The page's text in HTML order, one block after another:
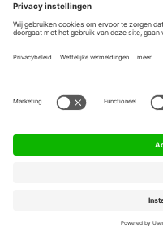
Service & Contact
Contact
FAQ
Werken bij ons
Algemene Voorwaarden